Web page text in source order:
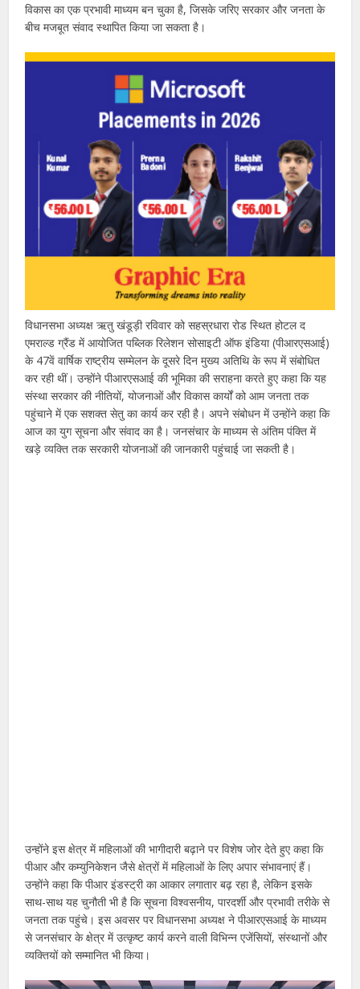
विकास का एक प्रभावी माध्यम बन चुका है, जिसके जरिए सरकार और जनता के
बीच मजबूत संवाद स्थापित किया जा सकता है।
विधानसभा अध्यक्ष ऋतु खंडूड़ी रविवार को सहस्रधारा रोड स्थित होटल द
एमराल्ड ग्रैंड में आयोजित पब्लिक रिलेशन सोसाइटी ऑफ इंडिया (पीआरएसआई)
के 47वें वार्षिक राष्ट्रीय सम्मेलन के दूसरे दिन मुख्य अतिथि के रूप में संबोधित
कर रही थीं। उन्होंने पीआरएसआई की भूमिका की सराहना करते हुए कहा कि यह
संस्था सरकार की नीतियों, योजनाओं और विकास कार्यों को आम जनता तक
पहुंचाने में एक सशक्त सेतु का कार्य कर रही है। अपने संबोधन में उन्होंने कहा कि
आज का युग सूचना और संवाद का है। जनसंचार के माध्यम से अंतिम पंक्ति में
खड़े व्यक्ति तक सरकारी योजनाओं की जानकारी पहुंचाई जा सकती है।
उन्होंने इस क्षेत्र में महिलाओं की भागीदारी बढ़ाने पर विशेष जोर देते हुए कहा कि
पीआर और कम्युनिकेशन जैसे क्षेत्रों में महिलाओं के लिए अपार संभावनाएं हैं।
उन्होंने कहा कि पीआर इंडस्ट्री का आकार लगातार बढ़ रहा है, लेकिन इसके
साथ-साथ यह चुनौती भी है कि सूचना विश्वसनीय, पारदर्शी और प्रभावी तरीके से
जनता तक पहुंचे। इस अवसर पर विधानसभा अध्यक्ष ने पीआरएसआई के माध्यम
से जनसंचार के क्षेत्र में उत्कृष्ट कार्य करने वाली विभिन्न एजेंसियों, संस्थानों और
व्यक्तियों को सम्मानित भी किया।